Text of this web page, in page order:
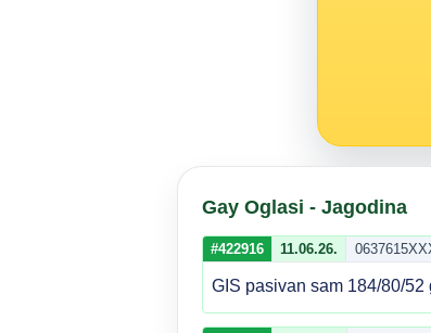
Gay Oglasi - Jagodina
#422916 11.06.26.
GIS pasivan sam 184/80/